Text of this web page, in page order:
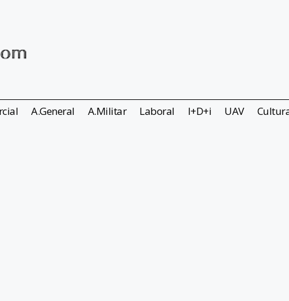
A.General A.Militar Laboral I+D+i UAV